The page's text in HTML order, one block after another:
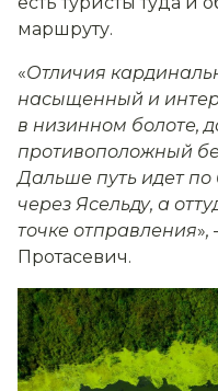
маршруту.
«Отличия
насыщенный и
в низинном болоте,
противоположный
Дальше путь идет по
через Ясельду, а
точке отправления»,
Протасевич.